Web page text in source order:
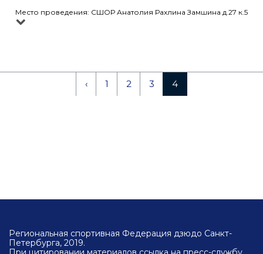
Место проведения: СШОР Анатолия Рахлина Замшина д.27 к.5
‹ 1 2 3 4
Региональная спортивная Федерация дзюдо Санкт-
Петербурга, 2019.